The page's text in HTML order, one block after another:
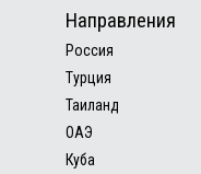
Направления
Россия
Турция
Таиланд
ОАЭ
Куба